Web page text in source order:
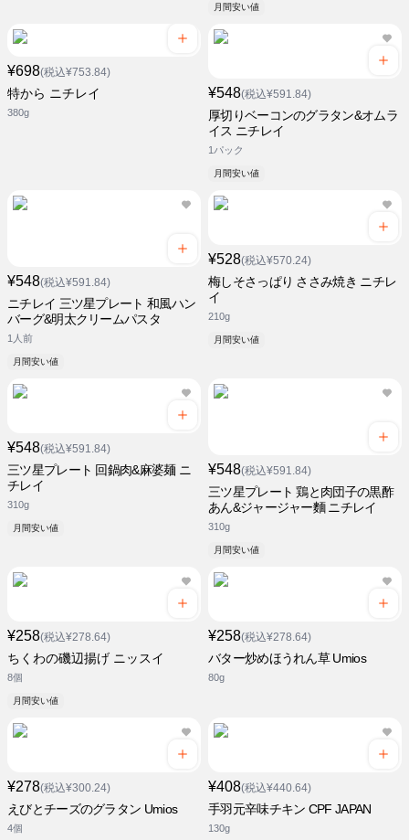
月間安い値
¥698(税込¥753.84)
特から ニチレイ
380g
¥548(税込¥591.84)
厚切りベーコンのグラタン&オムラ
イス ニチレイ
1パック
月間安い値
¥548(税込¥591.84)
ニチレイ 三ツ星プレート 和風ハン
バーグ&明太クリームパスタ
1人前
月間安い値
¥528(税込¥570.24)
梅しそさっぱり ささみ焼き ニチレ
イ
210g
月間安い値
¥548(税込¥591.84)
三ツ星プレート 回鍋肉&麻婆麺 ニ
チレイ
310g
月間安い値
¥548(税込¥591.84)
三ツ星プレート 鶏と肉団子の黒酢
あん&ジャージャー麵 ニチレイ
310g
月間安い値
¥258(税込¥278.64)
ちくわの磯辺揚げ ニッスイ
8個
月間安い値
¥258(税込¥278.64)
バター炒めほうれん草 Umios
80g
¥278(税込¥300.24)
えびとチーズのグラタン Umios
4個
¥408(税込¥440.64)
手羽元辛味チキン CPF JAPAN
130g